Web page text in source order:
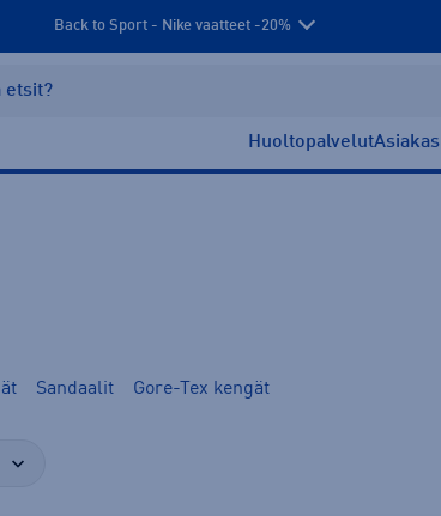
Back to Sport - Nike vaatteet -20%
Huoltopalvelut
Sandaalit Gore-Tex kengät